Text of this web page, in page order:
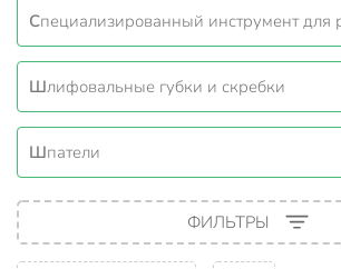
Специализированный инструмент для
Шлифовальные губки и скребки
Шпатели
ФИЛЬТРЫ